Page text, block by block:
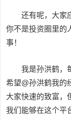
还有呢，大家
你不是投资圈里的
事！
我是孙洪鹤，
希望@孙洪鹤我的
大家快速的致富，
我们能够在这个平